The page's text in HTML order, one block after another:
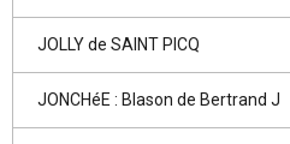
JOLLY de SAINT PICQ
JONCHéE : Blason de Bertrand J